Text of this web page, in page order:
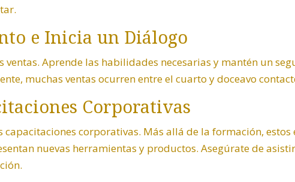
e Inicia un Diálogo
ventas. Aprende las habilidades necesarias y mantén un
muchas ventas ocurren entre el cuarto y doceavo
Corporativas
capacitaciones corporativas. Más allá de la formación, estos
nuevas herramientas y productos. Asegúrate de